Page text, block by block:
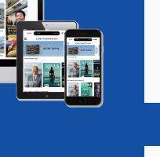
Vacatures